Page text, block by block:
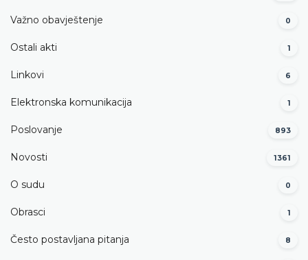
Važno obavještenje 0
Ostali akti 1
Linkovi 6
Elektronska komunikacija 1
Poslovanje 893
Novosti 1361
O sudu 0
Obrasci 1
Često postavljana pitanja 8